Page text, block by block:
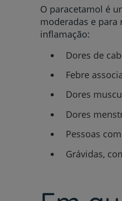
O paracetamol é
moderadas e para
inflamação:
Dores de
Febre
Dores
Dores
Pessoas
Grávidas,